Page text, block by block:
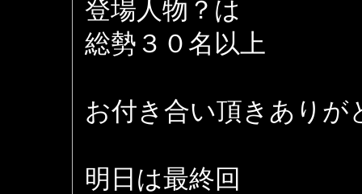
登場人物？は
総勢３０名以上
お付き合い頂きありが
明日は最終回